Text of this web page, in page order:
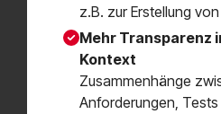
z.B. zur Erstellung
Mehr Transparenz
Kontext
Zusammenhänge
Anforderungen,